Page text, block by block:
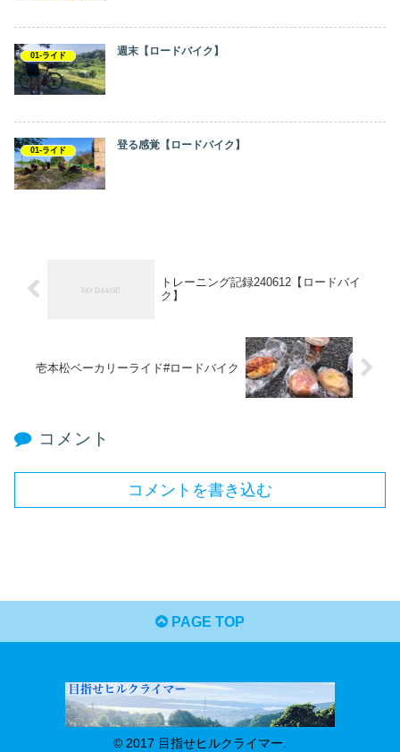
01-ライド 週末【ロードバイク】
01-ライド 登る感覚【ロードバイク】
トレーニング記録240612【ロードバイ
ク】
壱本松ベーカリーライド#ロードバイク
コメント
コメントを書き込む
PAGE TOP
© 2017 目指せヒルクライマー.